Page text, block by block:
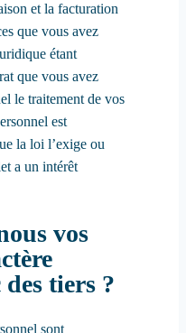
et la facturation
que vous avez
étant
que vous avez
le traitement de vos
est
la loi l’exige ou
a un intérêt
vos
tiers ?
sont